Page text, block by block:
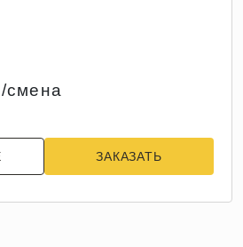
смена
ЗАКАЗАТЬ